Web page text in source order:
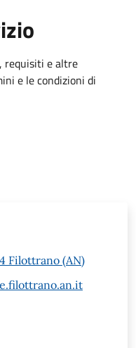
requisiti e altre
e le condizioni di
Filottrano (AN)